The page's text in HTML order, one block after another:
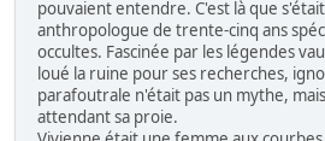
pouvaient entendre. C'est là que
anthropologue de trente-cinq ans
occultes. Fascinée par les légendes
loué la ruine pour ses recherches,
parafoutrale n'était pas un mythe,
attendant sa proie.